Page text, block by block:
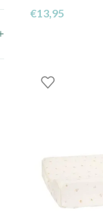
€13,95